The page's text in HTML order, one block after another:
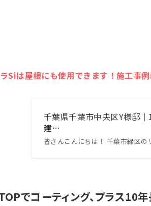
Siは屋根にも使用できます！施工事例
千葉県千葉市中央区Y様邸
建…
皆さんこんにちは！ 千葉市緑区
でコーティング、プラス10